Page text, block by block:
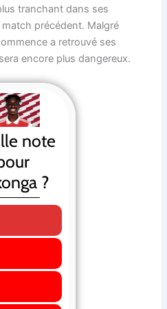
tranchant dans ses
précédent. Malgré
a retrouvé ses
encore plus dangereux.
note
?